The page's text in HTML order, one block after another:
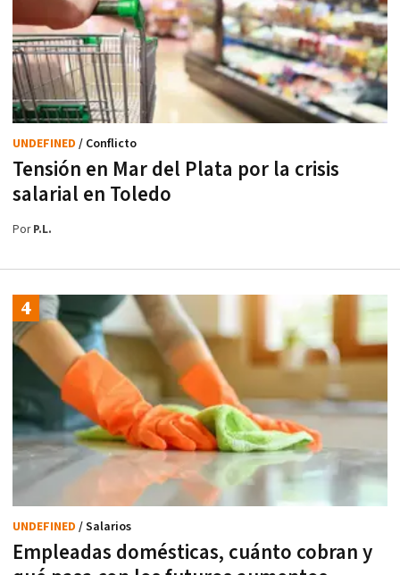
Tensión en Mar del Plata por la crisis
salarial en Toledo
UNDEFINED / Conflicto
PorP.L.
Empleadas domésticas, cuánto cobran y
UNDEFINED / Salarios